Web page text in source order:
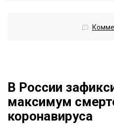
В России
максимум
коронавируса